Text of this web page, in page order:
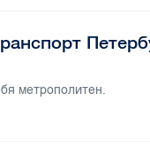
метрополитен.